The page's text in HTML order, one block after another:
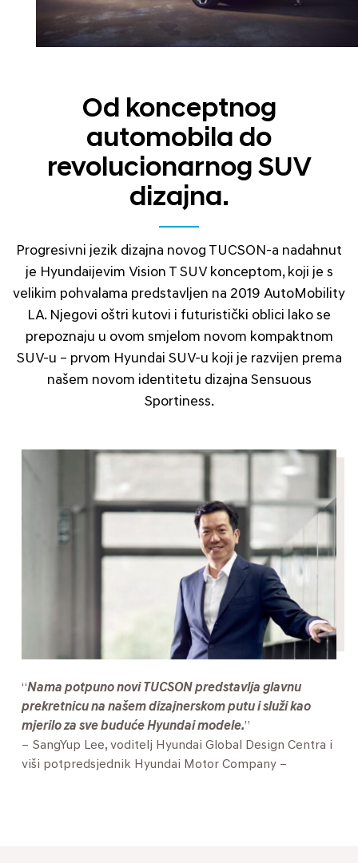
Od konceptnog
automobila do
revolucionarnog SUV
dizajna.
Progresivni jezik dizajna novog TUCSON-a nadahnut
je Hyundaijevim Vision T SUV konceptom, koji je s
velikim pohvalama predstavljen na 2019 AutoMobility
LA. Njegovi oštri kutovi i futuristički oblici lako se
prepoznaju u ovom smjelom novom kompaktnom
SUV-u – prvom Hyundai SUV-u koji je razvijen prema
našem novom identitetu dizajna Sensuous
Sportiness.
“Nama potpuno novi TUCSON predstavlja glavnu
prekretnicu na našem dizajnerskom putu i služi kao
mjerilo za sve buduće Hyundai modele.”
– SangYup Lee, voditelj Hyundai Global Design Centra i
viši potpredsjednik Hyundai Motor Company –